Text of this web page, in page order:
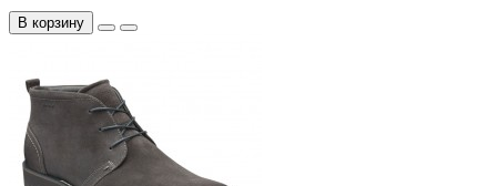
В корзину